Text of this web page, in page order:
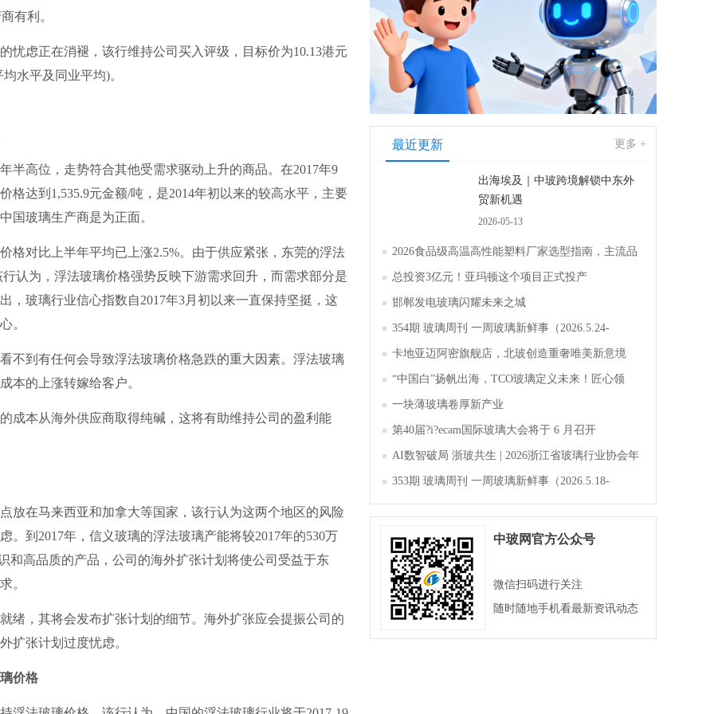
最近更新 更多 +
出海埃及｜中玻跨境解锁中东外
贸新机遇
2026-05-13
2026食品级高温高性能塑料厂家选型指南，主流品
牌全面解析评测
总投资3亿元！亚玛顿这个项目正式投产
邯郸发电玻璃闪耀未来之城
354期 玻璃周刊 一周玻璃新鲜事（2026.5.24-
2026.5.30）
卡地亚迈阿密旗舰店，北玻创造重奢唯美新意境
“中国白”扬帆出海，TCO玻璃定义未来！匠心领
航，淄博新材料产业聚势成峰
一块薄玻璃卷厚新产业
第40届?i?ecam国际玻璃大会将于 6 月召开
AI数智破局 浙玻共生 | 2026浙江省玻璃行业协会年
会暨第四届四次会员大会成功举办
353期 玻璃周刊 一周玻璃新鲜事（2026.5.18-
2026.5.23）
中玻网官方公众号
微信扫码进行关注
随时随地手机看最新资讯动态
有利。
虑正在消褪，该行维持公司买入评级，目标价为10.13港元
水平及同业平均)。
半高位，走势符合其他受需求驱动上升的商品。在2017年9
格达到1,535.9元金额/吨，是2014年初以来的较高水平，主要
国玻璃生产商是为正面。
对比上半年平均已上涨2.5%。由于供应紧张，东莞的浮法
认为，浮法玻璃价格强势反映下游需求回升，而需求部分是
，玻璃行业信心指数自2017年3月初以来一直保持坚挺，这
。
到有任何会导致浮法玻璃价格急跌的重大因素。浮法玻璃
本的上涨转嫁给客户。
本从海外供应商取得纯碱，这将有助维持公司的盈利能
在马来西亚和加拿大等国家，该行认为这两个地区的风险
。到2017年，信义玻璃的浮法玻璃产能将较2017年的530万
和高品质的产品，公司的海外扩张计划将使公司受益于东
。
，其将会发布扩张计划的细节。海外扩张应会提振公司的
扩张计划过度忧虑。
价格